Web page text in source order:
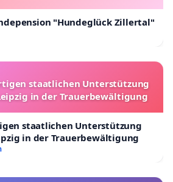
"Hundeglück Zillertal"
staatlichen Unterstützung
in der Trauerbewältigung
staatlichen Unterstützung
in der Trauerbewältigung